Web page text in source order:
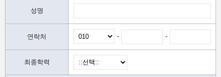
성명
연락처 - -
최종학력